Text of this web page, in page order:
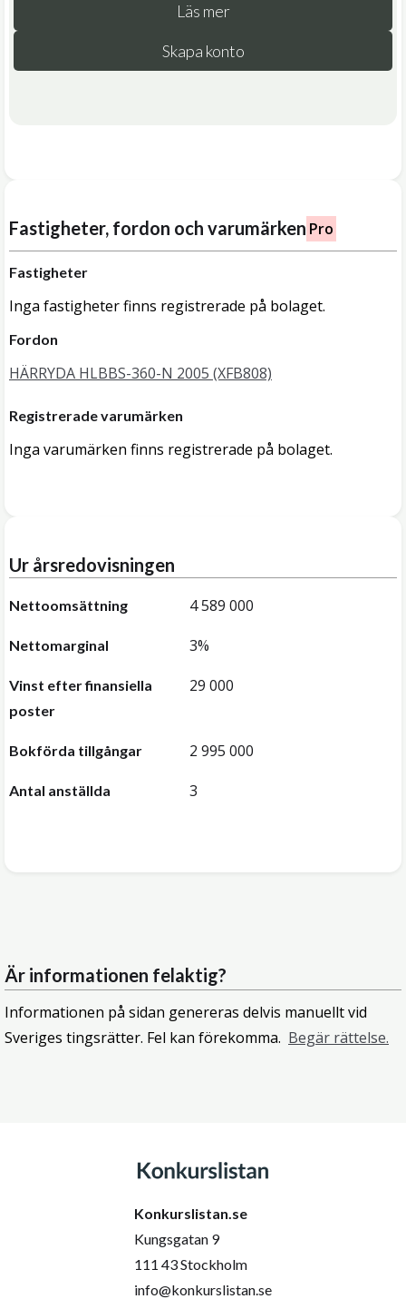
Läs mer
Skapa konto
Fastigheter, fordon och varumärken Pro
Fastigheter
Inga fastigheter finns registrerade på bolaget.
Fordon
HÄRRYDA HLBBS-360-N 2005 (XFB808)
Registrerade varumärken
Inga varumärken finns registrerade på bolaget.
Ur årsredovisningen
Nettoomsättning 4 589 000
Nettomarginal 3%
Vinst efter finansiella
poster
29 000
Bokförda tillgångar 2 995 000
Antal anställda 3
Är informationen felaktig?
Informationen på sidan genereras delvis manuellt vid
Sveriges tingsrätter. Fel kan förekomma. Begär rättelse.
Konkurslistan.se
Kungsgatan 9
111 43 Stockholm
info@konkurslistan.se